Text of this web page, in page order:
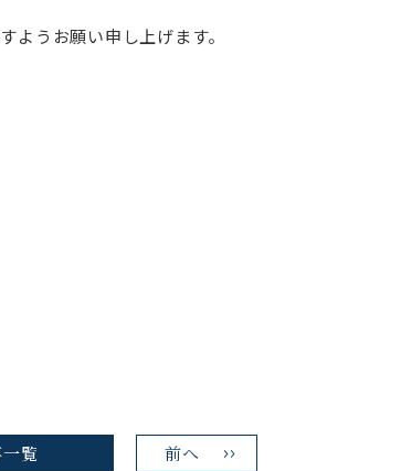
ようお願い申し上げます。
覧 前へ